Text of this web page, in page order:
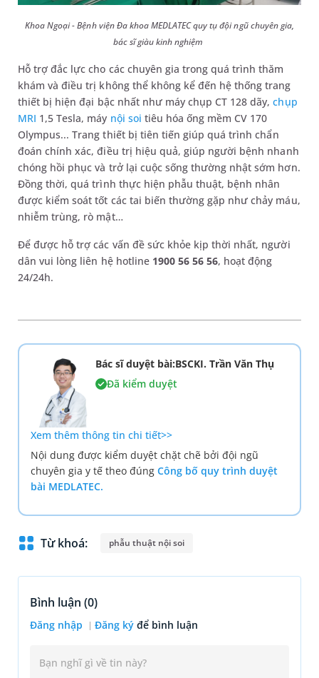
Khoa Ngoại - Bệnh viện Đa khoa MEDLATEC quy tụ đội ngũ chuyên gia,
bác sĩ giàu kinh nghiệm
Hỗ trợ đắc lực cho các chuyên gia trong quá trình thăm
khám và điều trị không thể không kể đến hệ thống trang
thiết bị hiện đại bậc nhất như máy chụp CT 128 dãy,chụp
MRI 1,5 Tesla, máy nội soi tiêu hóa ống mềm CV 170
Olympus... Trang thiết bị tiên tiến giúp quá trình chẩn
đoán chính xác, điều trị hiệu quả, giúp người bệnh nhanh
chóng hồi phục và trở lại cuộc sống thường nhật sớm hơn.
Đồng thời, quá trình thực hiện phẫu thuật, bệnh nhân
được kiểm soát tốt các tai biến thường gặp như chảy máu,
nhiễm trùng, rò mật…
Để được hỗ trợ các vấn đề sức khỏe kịp thời nhất, người
dân vui lòng liên hệ hotline 1900 56 56 56, hoạt động
24/24h.
Bác sĩ duyệt bài:BSCKI. Trần Văn Thụ
Đã kiểm duyệt
Xem thêm thông tin chi tiết>>
Nội dung được kiểm duyệt chặt chẽ bởi đội ngũ
chuyên gia y tế theo đúng Công bố quy trình duyệt
bài MEDLATEC.
Từ khoá: phẫu thuật nội soi
Bình luận (0)
Đăng nhập Đăng ký để bình luận